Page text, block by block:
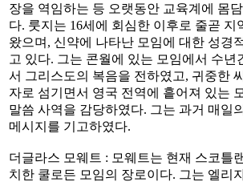
장을 역임하는 등 오랫동안 교육계에 몸
다. 룻지는 16세에 회심한 이후로 줄곧 지
왔으며, 신약에 나타난 모임에 대한 성경
고 있다. 그는 콘월에 있는 모임에서 수년
서 그리스도의 복음을 전하였고, 귀중한
자로 섬기면서 영국 전역에 흩어져 있는
말씀 사역을 감당하였다. 그는 과거 매일
메시지를 기고하였다.
더글라스 모웨트 : 모웨트는 현재 스코틀
치한 쿨로든 모임의 장로이다. 그는 엘리